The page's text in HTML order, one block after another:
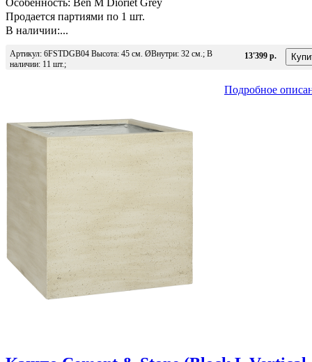
Продается партиями по 1 шт.
В наличии:...
Артикул: 6FSTDGB04 Высота: 45 см. ØВнутри: 32 см.; В
наличии: 11 шт.;
13'399 р.
Подробное